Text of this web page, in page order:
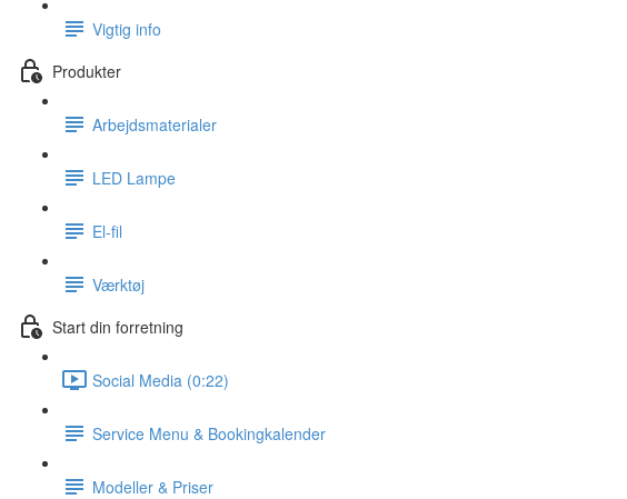
Vigtig info
Produkter
Arbejdsmaterialer
LED Lampe
El-fil
Værktøj
Start din forretning
Social Media (0:22)
Service Menu & Bookingkalender
Modeller & Priser